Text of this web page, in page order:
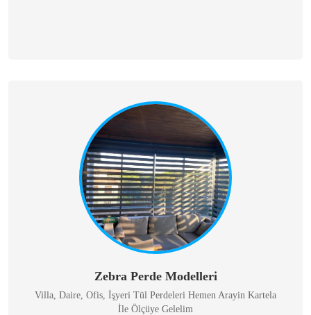
Zebra Perde Modelleri
Villa, Daire, Ofis, İşyeri Tül Perdeleri Hemen Arayin Kartela
İle Ölçüye Gelelim